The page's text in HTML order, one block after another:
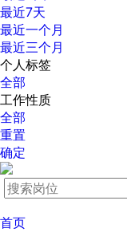
最近7天
最近一个月
最近三个月
个人标签
全部
工作性质
全部
重置
确定
首页